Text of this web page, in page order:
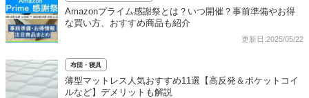
Amazonプライム感謝祭とは？いつ開催？事前準備やお得
な買い方、おすすめ商品も紹介
更新日:2025/05/22
布団・寝具
薄型マットレス人気おすすめ11選【高反発＆ポケットコイ
ルなど】デメリットも解説